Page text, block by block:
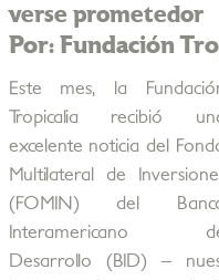
verse prometedor
Por: Fundación
Este mes, la
Tropicalia recibió
excelente noticia del
Multilateral de
(FOMIN) del
Interamericano
Desarrollo (BID) –